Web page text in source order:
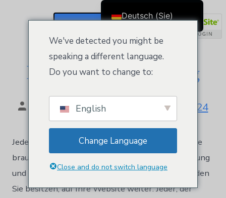
Registrierung
Domain-Registrierung
Kloeys October 10, 2024
Jeder einzelne Domainname enthält alles, was Sie
brauchen, um online zu gehen. Domainweiterleitung
und Maskierung: Leiten Sie jeden Domainnamen, den
Sie besitzen, auf Ihre Website weiter. Jeder, der
We've detected you might be
speaking a different language.
Do you want to change to:
English
Change Language
Close and do not switch language
Deutsch (Sie)
Español
Bahasa Indonesia
Italiano